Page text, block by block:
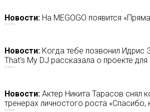
Новости:На MEGOGO появится
22/11/2018
Новости:Когда тебе позвонил Идрис
That's My DJ рассказала о проекте
02/03/2019
Новости:Актер Никита Тарасов снял
тренерах личностого роста «Спасибо,
20/08/2020